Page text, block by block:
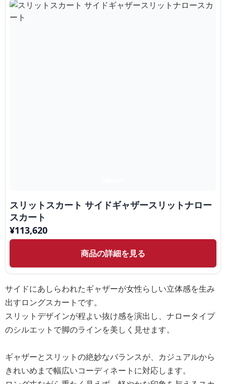
スリットスカート サイドギャザースリットナロー
スカート
¥113,620
商品の詳細を見る
サイドにあしらわれたギャザーが女性らしい立体感を生み
出すロングスカートです。
スリットデザインが程よい抜け感を演出し、ナロータイプ
のシルエットで脚のラインを美しく見せます。
ギャザーとスリットの絶妙なバランスが、カジュアルから
きれいめまで幅広いコーディネートに対応します。